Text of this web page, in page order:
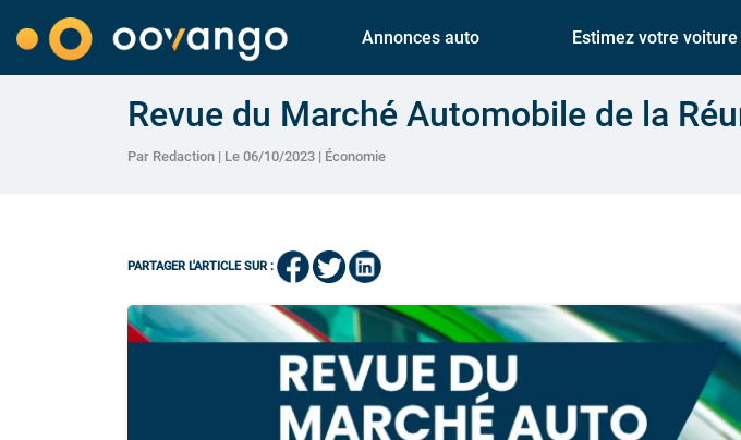
Annonces auto Estimez votre voiture
Revue du Marché Automobile de la
Par Redaction | Le 06/10/2023 | Économie
PARTAGER L'ARTICLE SUR :